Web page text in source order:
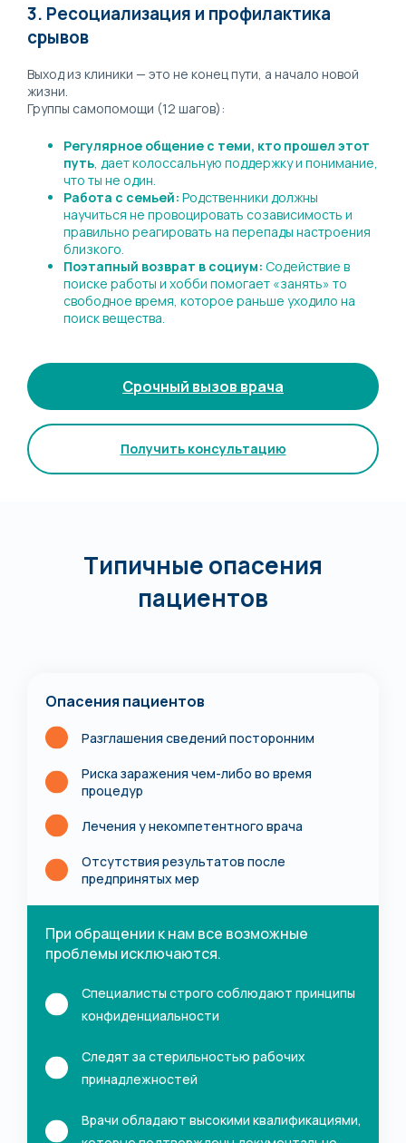
3. Ресоциализация и профилактика
срывов
Выход из клиники — это не конец пути, а начало новой
жизни.
Группы самопомощи (12 шагов):
Регулярное общение с теми, кто прошел этот
путь, дает колоссальную поддержку и понимание,
что ты не один.
Работа с семьей: Родственники должны
научиться не провоцировать созависимость и
правильно реагировать на перепады настроения
близкого.
Поэтапный возврат в социум: Содействие в
поиске работы и хобби помогает «занять» то
свободное время, которое раньше уходило на
поиск вещества.
Срочный вызов врача
Получить консультацию
Типичные опасения
пациентов
Опасения пациентов
Разглашения сведений посторонним
Риска заражения чем-либо во время
процедур
Лечения у некомпетентного врача
Отсутствия результатов после
предпринятых мер
При обращении к нам все возможные
проблемы исключаются.
Специалисты строго соблюдают принципы
конфиденциальности
Следят за стерильностью рабочих
принадлежностей
Врачи обладают высокими квалификациями,